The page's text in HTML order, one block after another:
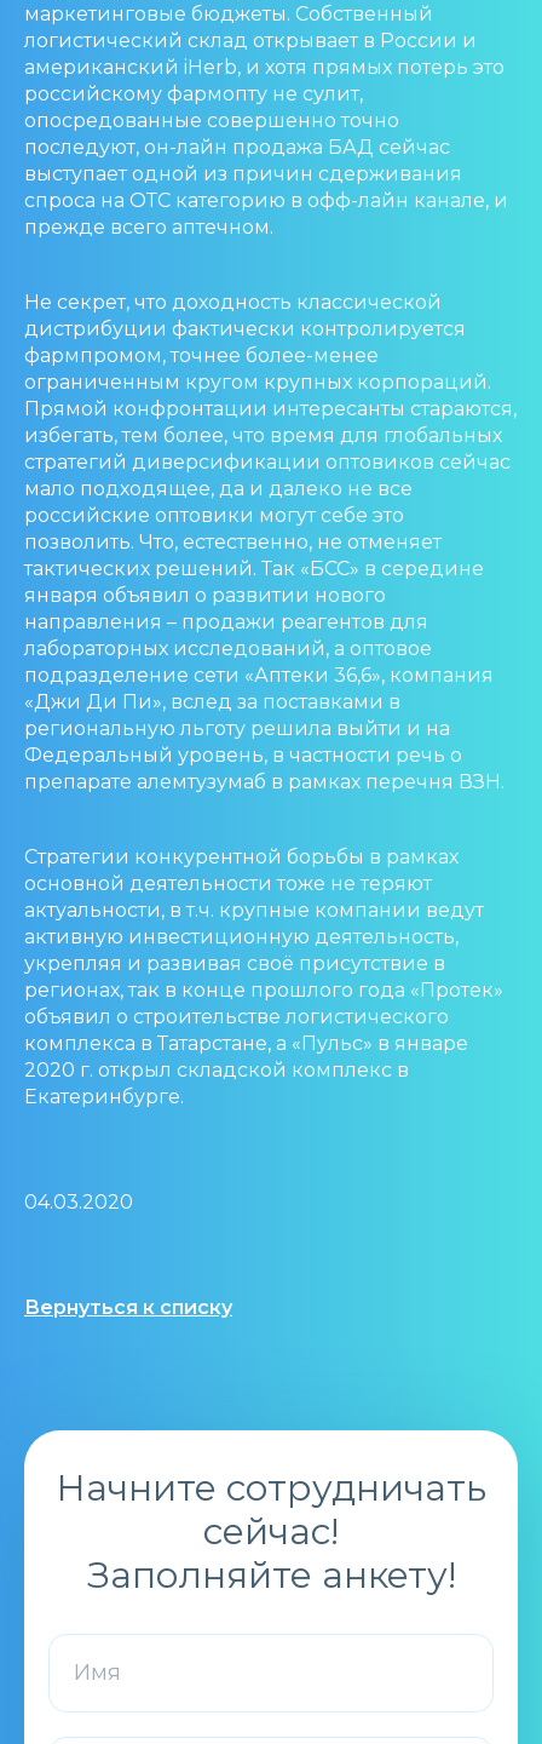
маркетинговые бюджеты. Собственный
логистический склад открывает в России и
американский iHerb, и хотя прямых потерь это
российскому фармопту не сулит,
опосредованные совершенно точно
последуют, он-лайн продажа БАД сейчас
выступает одной из причин сдерживания
спроса на ОТС категорию в офф-лайн канале, и
прежде всего аптечном.
Не секрет, что доходность классической
дистрибуции фактически контролируется
фармпромом, точнее более-менее
ограниченным кругом крупных корпораций.
Прямой конфронтации интересанты стараются,
избегать, тем более, что время для глобальных
стратегий диверсификации оптовиков сейчас
мало подходящее, да и далеко не все
российские оптовики могут себе это
позволить. Что, естественно, не отменяет
тактических решений. Так «БСС» в середине
января объявил о развитии нового
направления – продажи реагентов для
лабораторных исследований, а оптовое
подразделение сети «Аптеки 36,6», компания
«Джи Ди Пи», вслед за поставками в
региональную льготу решила выйти и на
Федеральный уровень, в частности речь о
препарате алемтузумаб в рамках перечня ВЗН.
Стратегии конкурентной борьбы в рамках
основной деятельности тоже не теряют
актуальности, в т.ч. крупные компании ведут
активную инвестиционную деятельность,
укрепляя и развивая своё присутствие в
регионах, так в конце прошлого года «Протек»
объявил о строительстве логистического
комплекса в Татарстане, а «Пульс» в январе
2020 г. открыл складской комплекс в
Екатеринбурге.
04.03.2020
Вернуться к списку
Начните сотрудничать
сейчас!
Заполняйте анкету!